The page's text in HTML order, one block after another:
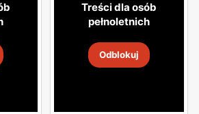
Treści dla osób
pełnoletnich
Odblokuj